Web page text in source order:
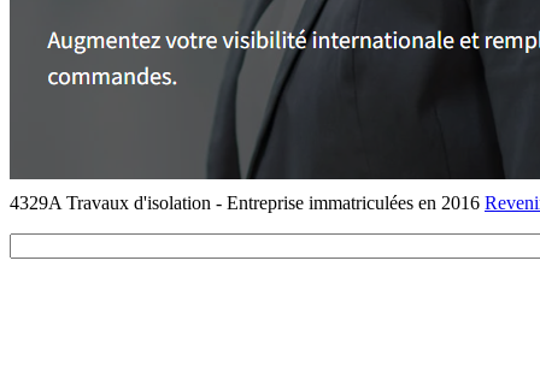
4329A Travaux d'isolation - Entreprise immatriculées en 2016